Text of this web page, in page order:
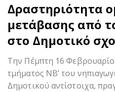
Δραστηριότητα
μετάβασης από
στο Δημοτικό
Την Πέμπτη 16
τμήματος ΝΒ’ του
Δημοτικού αντίστοιχα,